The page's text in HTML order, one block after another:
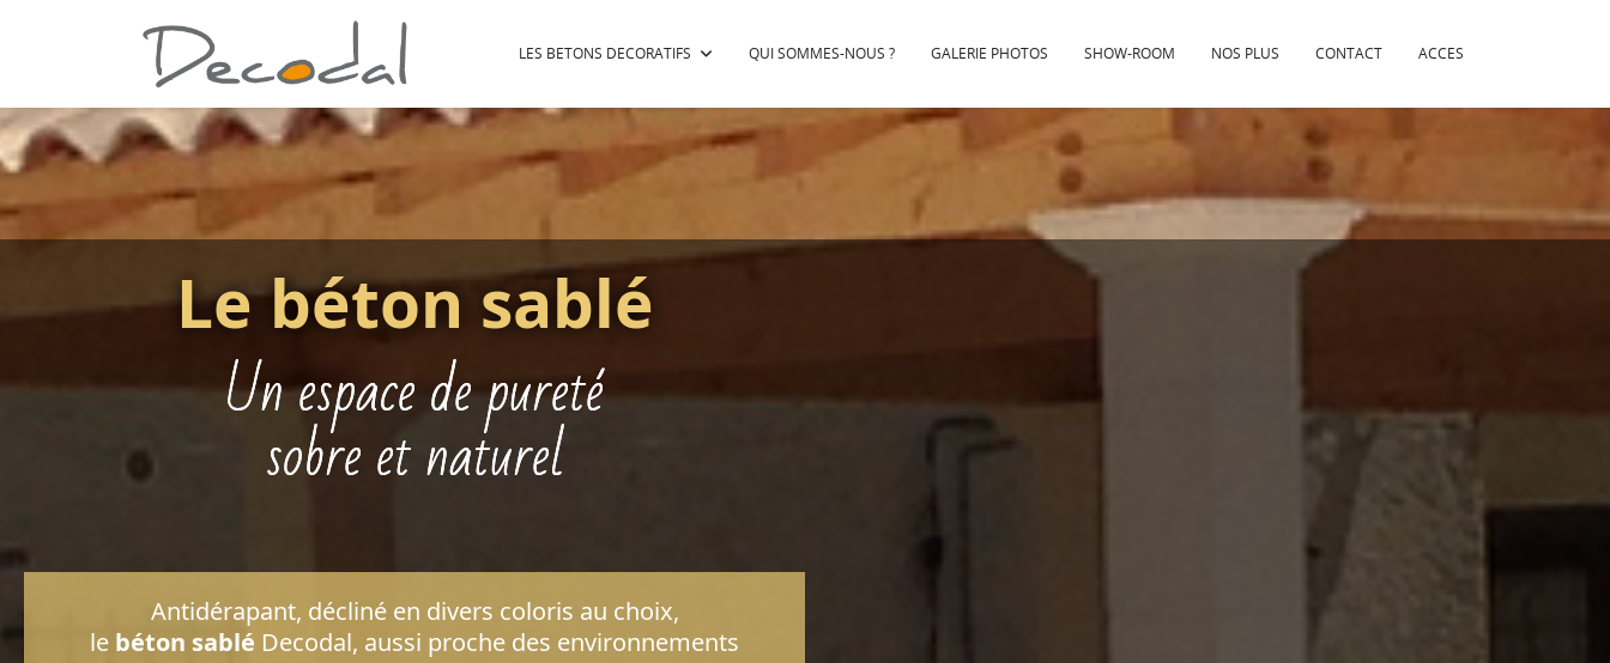
LES BETONS DECORATIFS QUI SOMMES-NOUS ? GALERIE PHOTOS SHOW-ROOM NOS PLUS CONTACT ACCES
Le béton sablé
Un espace de pureté
sobre et naturel
Antidérapant, décliné en divers coloris au choix,
le béton sablé Decodal, aussi proche des environnements